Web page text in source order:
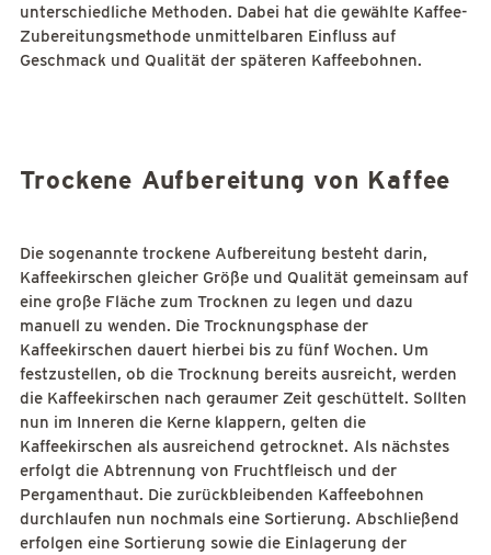
unterschiedliche Methoden. Dabei hat die gewählte Kaffee-
Zubereitungsmethode unmittelbaren Einfluss auf
Geschmack und Qualität der späteren Kaffeebohnen.
Trockene Aufbereitung von Kaffee
Die sogenannte trockene Aufbereitung besteht darin,
Kaffeekirschen gleicher Größe und Qualität gemeinsam auf
eine große Fläche zum Trocknen zu legen und dazu
manuell zu wenden. Die Trocknungsphase der
Kaffeekirschen dauert hierbei bis zu fünf Wochen. Um
festzustellen, ob die Trocknung bereits ausreicht, werden
die Kaffeekirschen nach geraumer Zeit geschüttelt. Sollten
nun im Inneren die Kerne klappern, gelten die
Kaffeekirschen als ausreichend getrocknet. Als nächstes
erfolgt die Abtrennung von Fruchtfleisch und der
Pergamenthaut. Die zurückbleibenden Kaffeebohnen
durchlaufen nun nochmals eine Sortierung. Abschließend
erfolgen eine Sortierung sowie die Einlagerung der